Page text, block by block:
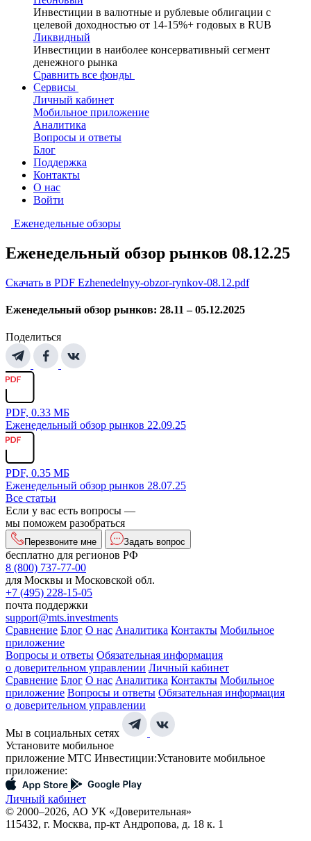
Инвестиции в валютные и рублевые облигации с
целевой доходностью от 14-15%+ годовых в RUB
Ликвидный
Инвестиции в наиболее консервативный сегмент
денежного рынка
Сравнить все фонды
Сервисы
Личный кабинет
Мобильное приложение
Аналитика
Вопросы и ответы
Блог
Поддержка
Контакты
О нас
Войти
Еженедельные обзоры
Еженедельный обзор рынков 08.12.25
Скачать в PDF Ezhenedelnyy-obzor-rynkov-08.12.pdf
Еженедельный обзор рынков: 28.11 – 05.12.2025
Поделиться
PDF, 0.33 МБ
Еженедельный обзор рынков 22.09.25
PDF, 0.35 МБ
Еженедельный обзор рынков 28.07.25
Все статьи
Если у вас есть вопросы —
мы поможем разобраться
Перезвоните мне Задать вопрос
бесплатно для регионов РФ
8 (800) 737-77-00
для Москвы и Московской обл.
+7 (495) 228-15-05
почта поддержки
support@mts.investments
Сравнение Блог О нас Аналитика Контакты Мобильное
приложение
Вопросы и ответы Обязательная информация
о доверительном управлении Личный кабинет
Сравнение Блог О нас Аналитика Контакты Мобильное
приложение Вопросы и ответы Обязательная информация
о доверительном управлении
Мы в социальных сетях
Установите мобильное
приложение МТС Инвестиции:Установите мобильное
приложение:
Личный кабинет
© 2000–2026, АО УК «Доверительная»
115432, г. Москва, пр-кт Андропова, д. 18 к. 1